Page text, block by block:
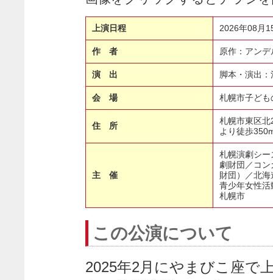
上演日程 2026年08月
作 者 原作：アンデ
演 出 脚本・演出
会 場 札幌市子ど
住 所
札幌市東区
より徒歩
主 催
札幌演劇シ
劇財団／コ
財団）／北
青少年女性
札幌市
この公演について
2025年2月にやまびこ座で